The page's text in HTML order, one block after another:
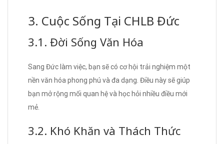
3. Cuộc Sống Tại CHLB Đức
3.1. Đời Sống Văn Hóa
Sang Đức làm việc, bạn sẽ có cơ hội trải nghiệm một
nền văn hóa phong phú và đa dạng. Điều này sẽ giúp
bạn mở rộng mối quan hệ và học hỏi nhiều điều mới
mẻ.
3.2. Khó Khăn và Thách Thức